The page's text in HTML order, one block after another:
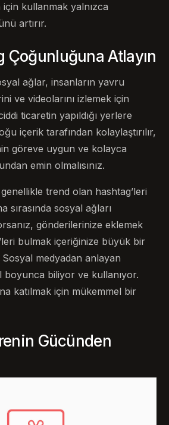
kullanmak yalnızca
artırır.
Çoğunluğuna Atlayın
ağlar, insanların yavru
ve videolarını izlemek için
ticaretin yapıldığı yerlere
içerik tarafından kolaylaştırılır,
göreve uygun ve kolayca
emin olmalısınız.
trend olan hashtag’leri
sırasında sosyal ağları
gönderilerinize eklemek
bulmak içeriğinize büyük bir
medyadan anlayan
boyunca biliyor ve kullanıyor.
katılmak için mükemmel bir
Gücünden